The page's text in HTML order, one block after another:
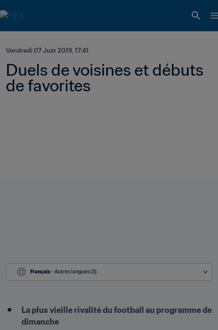
Vendredi 07 Juin 2019, 17:41
Duels de voisines et débuts
de favorites
Français - Autres langues (3)
La plus vieille rivalité du football au programme de
dimanche